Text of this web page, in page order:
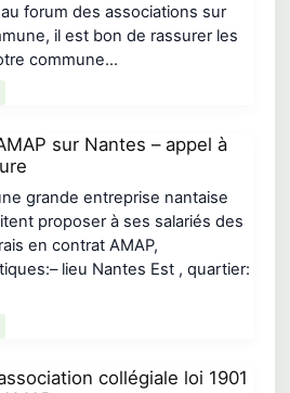
forum des associations sur
il est bon de rassurer les
commune…
sur Nantes – appel à
grande entreprise nantaise
proposer à ses salariés des
en contrat AMAP,
lieu Nantes Est , quartier:
collégiale loi 1901